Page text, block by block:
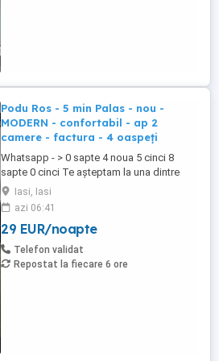
Podu Ros - 5 min Palas - nou -
MODERN - confortabil - ap 2
camere - factura - 4 oaspeți
Whatsapp - > 0 sapte 4 noua 5 cinci 8
sapte 0 cinci Te așteptam la una dintre
locațiile noastre dotate și pregătite spre a
te găzdui pe tine sau pe amicii tai. Prețuri
începând de la 120 de lei noapte, în
funcție de locație, numărul de persoane și
de durata șederii. Mai multe detalii ...
Iasi, Iasi
azi 06:41
29 EUR/noapte
Telefon validat
Repostat la fiecare 6 ore